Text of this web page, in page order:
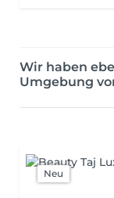
Wir haben
Umgebung
Neu